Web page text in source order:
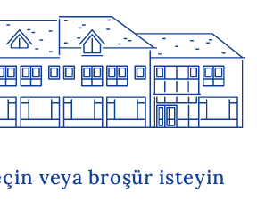
veya broşür isteyin